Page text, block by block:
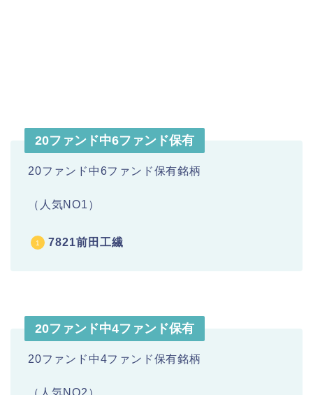
20ファンド中6ファンド保有
20ファンド中6ファンド保有銘柄
（人気NO1）
7821前田工繊
20ファンド中4ファンド保有
20ファンド中4ファンド保有銘柄
（人気NO2）